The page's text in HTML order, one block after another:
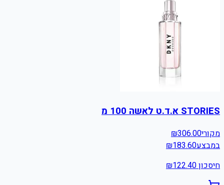
STORIES א.ד.ט לאשה 100 מ
מקורי ₪306.00
במבצע
₪183.60
חיסכון ₪122.40